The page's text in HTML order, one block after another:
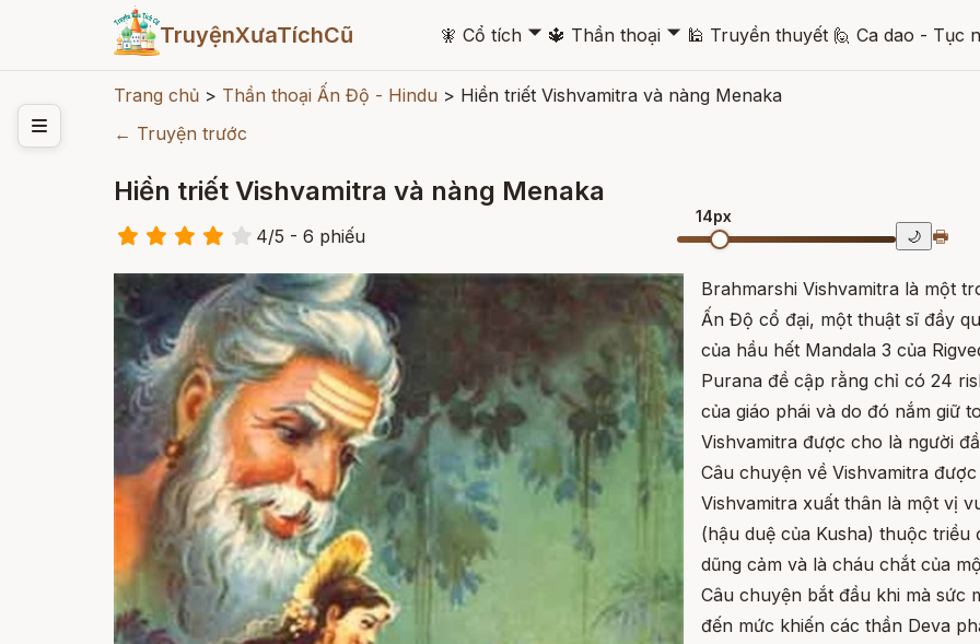
TruyệnXưaTíchCũ 🧚 Cổ tích 🞃 🔱 Thần thoại 🞃 🕌 Truyền thuyết 🙋 Ca dao - Tục
Trang chủ > Thần thoại Ấn Độ - Hindu > Hiền triết Vishvamitra và nàng Menaka
← Truyện trước
Hiền triết Vishvamitra và nàng Menaka
4/5 - 6 phiếu
14px
🌙 🖶
Brahmarshi Vishvamitra là một
Ấn Độ cổ đại, một thuật sĩ đầy
của hầu hết Mandala 3 của
Purana đề cập rằng chỉ có 24
của giáo phái và do đó nắm giữ
Vishvamitra được cho là người
Câu chuyện về Vishvamitra
Vishvamitra xuất thân là một vị
(hậu duệ của Kusha) thuộc triều
dũng cảm và là cháu chắt của
Câu chuyện bắt đầu khi mà sức
đến mức khiến các thần Deva